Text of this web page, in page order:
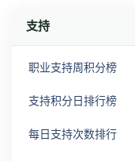
支持
职业支持周积分榜
支持积分日排行榜
每日支持次数排行